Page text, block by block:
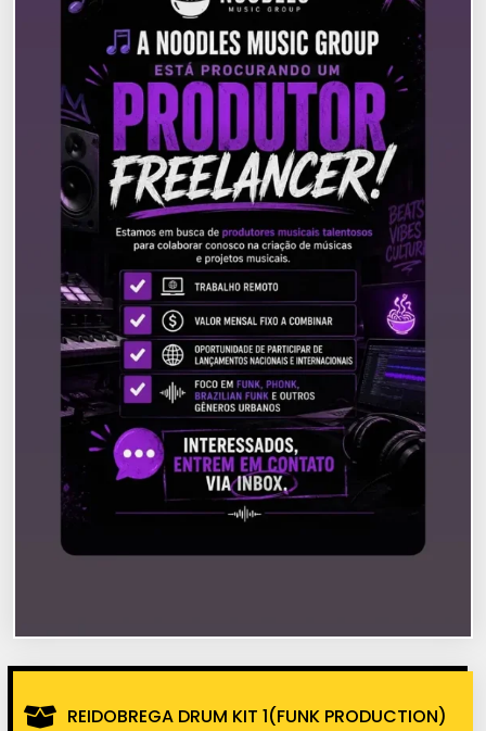
REIDOBREGA DRUM KIT 1(FUNK PRODUCTION)